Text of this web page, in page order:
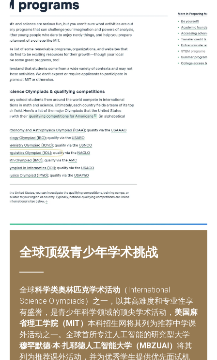
全球顶级青少年学术挑战
全球科学类奥林匹克学术活动 （International
Science Olympiads）之一，以其高难度和专业性享
有盛誉，是青少年科学领域的顶尖学术活动， 美国麻
省理工学院（MIT） 本科招生网将其列为推荐中学课
外活动之一。全球首所专注人工智能的研究型大学—
穆罕默德·本·扎耶德人工智能大学（MBZUAI） 将其
列为推荐课外活动，并为优秀学生提供优先面试机